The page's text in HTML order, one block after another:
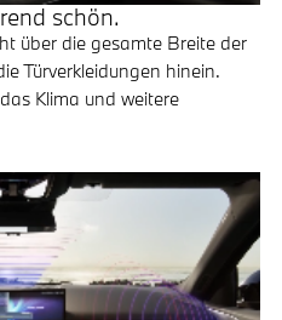
schön.
über die gesamte Breite der
Türverkleidungen hinein.
Klima und weitere